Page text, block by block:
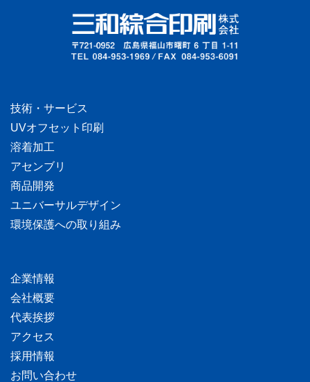
技術・サービス
UVオフセット印刷
溶着加工
アセンブリ
商品開発
ユニバーサルデザイン
環境保護への取り組み
企業情報
会社概要
代表挨拶
アクセス
採用情報
お問い合わせ